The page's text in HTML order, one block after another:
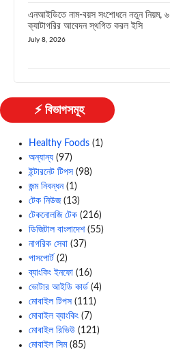
এনআইডিতে নাম-বয়স সংশোধনে নতুন নিয়ম, ৬
ক্যাটাগরির আবেদন স্থগিত করল ইসি
July 8, 2026
⚡ বিভাগসমূহ
Healthy Foods (1)
অন্যান্য (97)
ইন্টারনেট টিপস (98)
জন্ম নিবন্ধন(1)
টেক নিউজ(13)
টেকনোলজি টেক (216)
ডিজিটাল বাংলাদেশ(55)
নাগরিক সেবা (37)
পাসপোর্ট (2)
ব্যাংকিং ইনফো (16)
ভোটার আইডি কার্ড (4)
মোবাইল টিপস (111)
মোবাইল ব্যাংকিং (7)
মোবাইল রিভিউ (121)
মোবাইল সিম(85)